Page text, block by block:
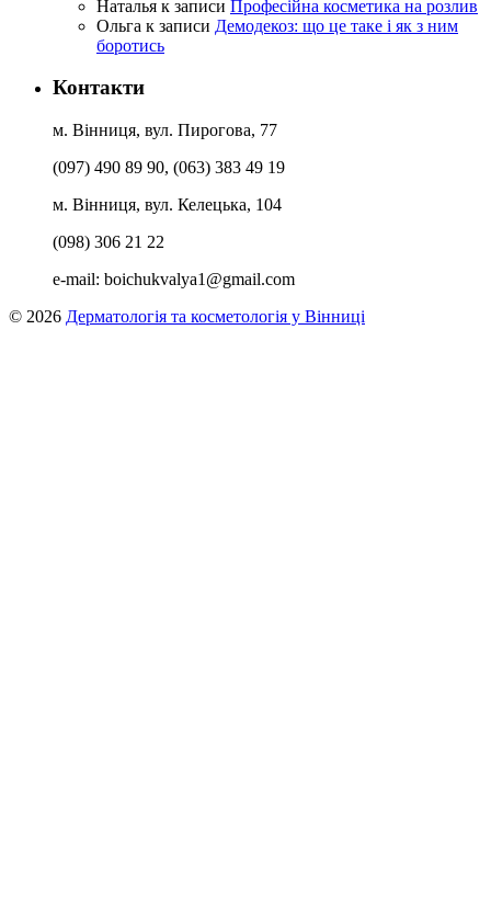
Наталья к записи Професійна косметика на розлив
Ольга к записи Демодекоз: що це таке і як з ним
боротись
Контакти
м. Вінниця, вул. Пирогова, 77
(097) 490 89 90, (063) 383 49 19
м. Вінниця, вул. Келецька, 104
(098) 306 21 22
e-mail: boichukvalya1@gmail.com
© 2026 Дерматологія та косметологія у Вінниці